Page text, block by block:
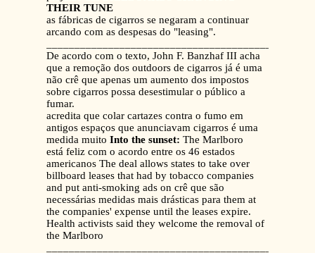
THEIR TUNE
as fábricas de cigarros se negaram a continuar
arcando com as despesas do "leasing".
De acordo com o texto, John F. Banzhaf III acha
que a remoção dos outdoors de cigarros já é uma
não crê que apenas um aumento dos impostos
sobre cigarros possa desestimular o público a
fumar.
acredita que colar cartazes contra o fumo em
antigos espaços que anunciavam cigarros é uma
medida muito Into the sunset: The Marlboro
está feliz com o acordo entre os 46 estados
americanos The deal allows states to take over
billboard leases that had by tobacco companies
and put anti-smoking ads on crê que são
necessárias medidas mais drásticas para them at
the companies' expense until the leases expire.
Health activists said they welcome the removal of
the Marlboro